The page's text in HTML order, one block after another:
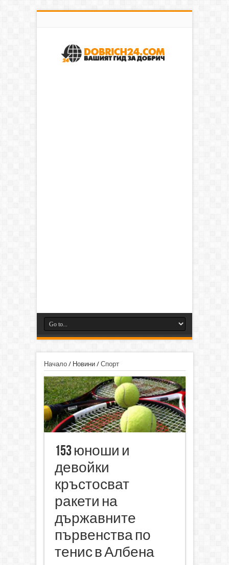
Начало/ Новини/ Спорт
153 юноши и
девойки
кръстосват
ракети на
държавните
първенства по
тенис в Албена